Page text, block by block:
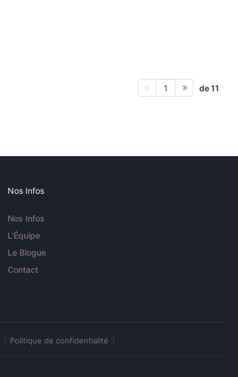
1 de 11
Nos Infos
Nos Infos
L'Équipe
Le Blogue
Contact
Politique de confidentialité